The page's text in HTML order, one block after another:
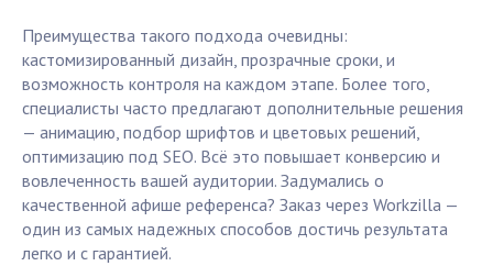
Преимущества такого подхода очевидны:
кастомизированный дизайн, прозрачные сроки, и
возможность контроля на каждом этапе. Более того,
специалисты часто предлагают дополнительные решения
— анимацию, подбор шрифтов и цветовых решений,
оптимизацию под SEO. Всё это повышает конверсию и
вовлеченность вашей аудитории. Задумались о
качественной афише референса? Заказ через Workzilla —
один из самых надежных способов достичь результата
легко и с гарантией.